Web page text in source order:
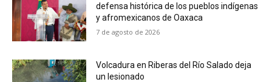
defensa histórica de los pueblos indígenas
y afromexicanos de Oaxaca
7 de agosto de 2026
Volcadura en Riberas del Río Salado deja
un lesionado